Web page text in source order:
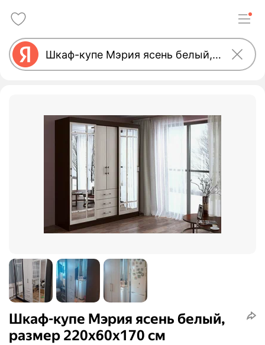
Шкаф-купе Мэрия ясень белый,
размер 220х60х170 см